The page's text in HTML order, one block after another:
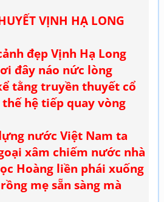
VỊNH HẠ LONG
đẹp Vịnh Hạ Long
đây náo nức lòng
tằng truyền thuyết cổ
hệ tiếp quay vòng
nước Việt Nam ta
xâm chiếm nước nhà
Hoàng liền phái xuống
mẹ sẵn sàng mà